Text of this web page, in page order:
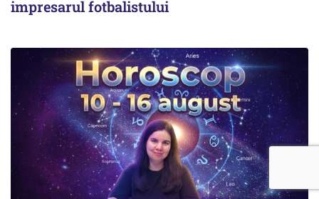
impresarul fotbalistului